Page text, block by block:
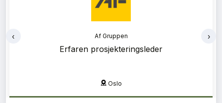
Af Gruppen
Bærekraftsrådgiver
Oslo
‹ ›